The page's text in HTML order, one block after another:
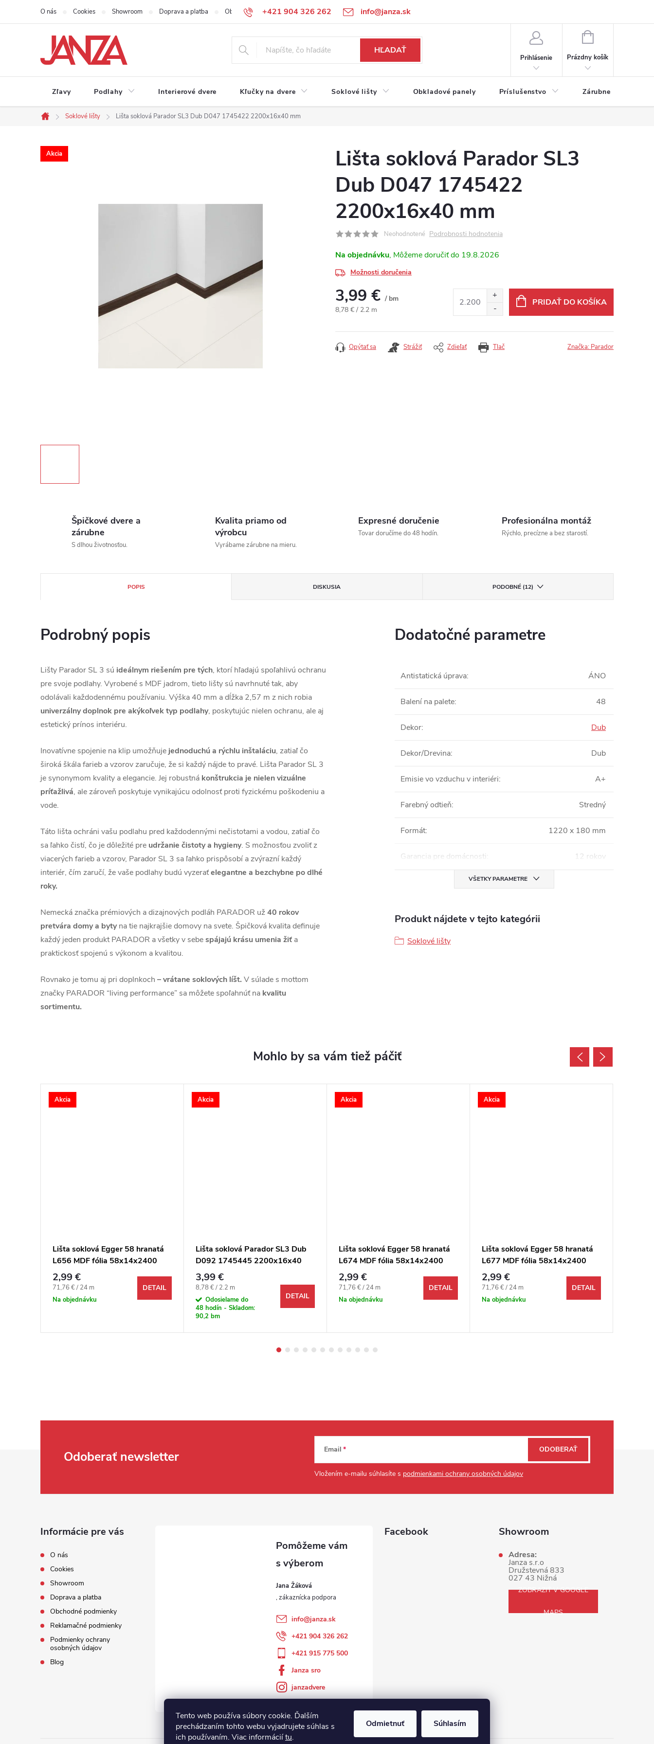
Tento web používa súbory cookie. Ďalším
prechádzaním tohto webu vyjadrujete súhlas s
ich používaním. Viac informáciítu.
Odmietnuť Súhlasím
Prejsť na obsah +421 904 326 262 info@janza.sk
O nás Cookies Showroom Doprava a platba Obchodné podmienky Reklamačné podmienky Podmienky ochrany osobných údajov
HĽADAŤ
Prihlásenie
NÁKUPNÝ KOŠÍK
Prázdny košík
Zľavy Podlahy Interierové dvere Kľučky na dvere Soklové lišty Obkladové panely Príslušenstvo Zárubne
Domov
Soklové lišty Lišta soklová Parador SL3 Dub D047 1745422 2200x16x40 mm
Akcia
Lišta soklová Parador SL3
Dub D047 1745422
2200x16x40 mm
Neohodnotené Podrobnosti hodnotenia
Na objednávku 19.8.2026
Možnosti doručenia
3,99 € / bm
Jednotková cena:
8,78 € / 2.2 m
PRIDAŤ DO KOŠÍKA
Tlač
Opýtať sa Strážiť Zdieľať Značka: Parador
Špičkové dvere a
zárubne
S dlhou životnosťou.
Kvalita priamo od
výrobcu
Vyrábame zárubne na mieru.
Expresné doručenie
Tovar doručíme do 48 hodín.
Profesionálna montáž
Rýchlo, precízne a bez starostí.
POPIS DISKUSIA PODOBNÉ (12)
Podrobný popis
Lišty Parador SL 3 sú ideálnym riešením pre tých, ktorí hľadajú spoľahlivú ochranu
pre svoje podlahy. Vyrobené s MDF jadrom, tieto lišty sú navrhnuté tak, aby
odolávali každodennému používaniu. Výška 40 mm a dĺžka 2,57 m z nich robia
univerzálny doplnok pre akýkoľvek typ podlahy, poskytujúc nielen ochranu, ale aj
estetický prínos interiéru.
Inovatívne spojenie na klip umožňuje jednoduchú a rýchlu inštaláciu, zatiaľ čo
široká škála farieb a vzorov zaručuje, že si každý nájde to pravé. Lišta Parador SL 3
je synonymom kvality a elegancie. Jej robustná konštrukcia je nielen vizuálne
príťažlivá, ale zároveň poskytuje vynikajúcu odolnosť proti fyzickému poškodeniu a
vode.
Táto lišta ochráni vašu podlahu pred každodennými nečistotami a vodou, zatiaľ čo
sa ľahko čistí, čo je dôležité pre udržanie čistoty a hygieny. S možnosťou zvoliť z
viacerých farieb a vzorov, Parador SL 3 sa ľahko prispôsobí a zvýrazní každý
interiér, čím zaručí, že vaše podlahy budú vyzeraťelegantne a bezchybne po dlhé
roky.
Nemecká značka prémiových a dizajnových podláh PARADOR už40 rokov
pretvára domy a bytyna tie najkrajšie domovy na svete. Špičková kvalita definuje
každý jeden produkt PARADOR a všetky v sebespájajú krásu umenia žiť a
praktickosť spojenú s výkonom a kvalitou.
Rovnako je tomu aj pri doplnkoch – vrátane soklových líšt. V súlade s mottom
značky PARADOR “living performance” sa môžete spoľahnúť na kvalitu
sortimentu.
Dodatočné parametre
Antistatická úprava: ÁNO
Balení na palete: 48
Dekor: Dub
Dekor/Drevina: Dub
Emisie vo vzduchu v interiéri: A+
Farebný odtieň: Stredný
Formát: 1220 x 180 mm
Garancia pre domácnosti: 12 rokov
VŠETKY PARAMETRE
Produkt nájdete v tejto kategórii
Soklové lišty
Akcia
Lišta soklová Egger 58 hranatá
L656 MDF fólia 58x14x2400
mm
2,99 €
Jednotková cena:
71,76 € / 24 m
Na objednávku
DETAIL
Akcia
Lišta soklová Parador SL3 Dub
D092 1745445 2200x16x40
mm
3,99 €
Jednotková cena:
8,78 € / 2.2 m
Odosielame do
48 hodín - Skladom:
90,2 bm
DETAIL
Akcia
Lišta soklová Egger 58 hranatá
L674 MDF fólia 58x14x2400
mm
2,99 €
Jednotková cena:
71,76 € / 24 m
Na objednávku
DETAIL
Akcia
Lišta soklová Egger 58 hranatá
L677 MDF fólia 58x14x2400
mm
2,99 €
Jednotková cena:
71,76 € / 24 m
Na objednávku
DETAIL
Odoberať newsletter Email
Vložením e-mailu súhlasíte s podmienkami ochrany osobných údajov
ODOBERAŤ
Informácie pre vás
O nás
Cookies
Showroom
Doprava a platba
Obchodné podmienky
Reklamačné podmienky
Podmienky ochrany
osobných údajov
Blog
Jana Žáková
info@janza.sk
+421 904 326 262
+421 915 775 500
Janza sro
janzadvere
Facebook Showroom
Adresa:
Janza s.r.o
Družstevná 833
027 43 Nižná
ZOBRAZIŤ V GOOGLE
MAPS